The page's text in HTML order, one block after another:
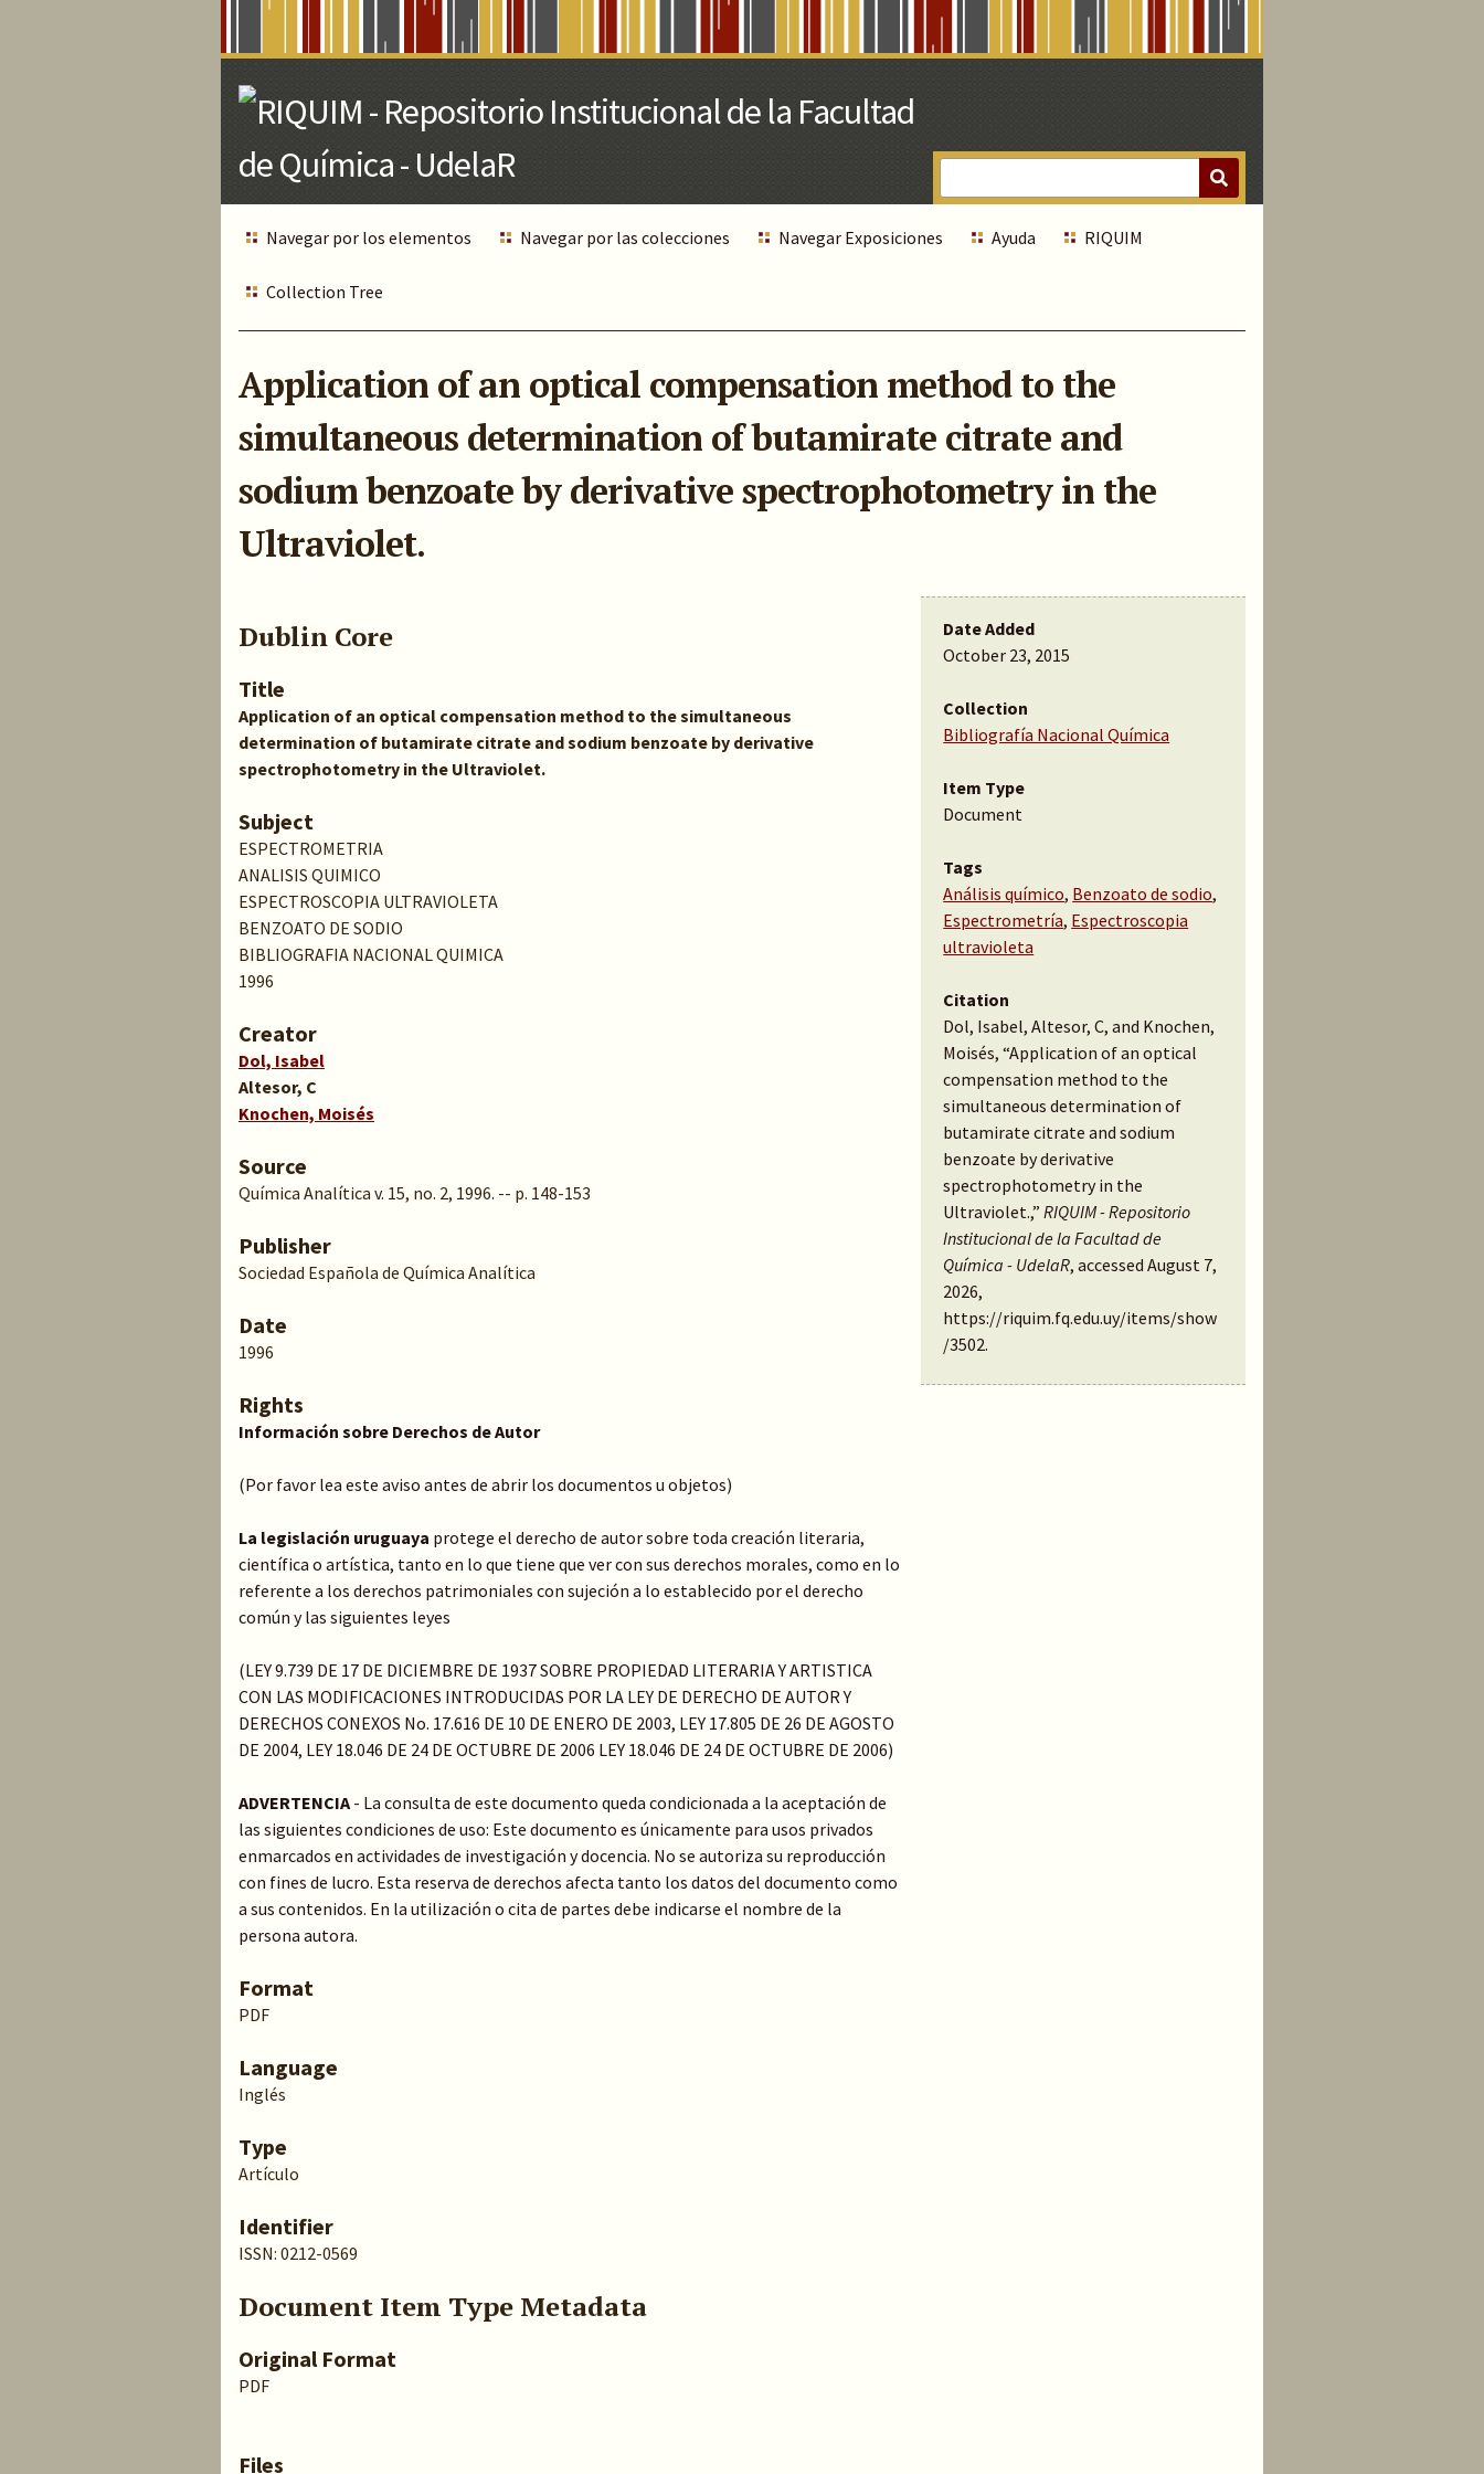
Navegar por los elementos Navegar por las colecciones Navegar Exposiciones Ayuda RIQUIM
Collection Tree
Application of an optical compensation method to the
simultaneous determination of butamirate citrate and
sodium benzoate by derivative spectrophotometry in the
Ultraviolet.
Dublin Core
Title
Application of an optical compensation method to the simultaneous
determination of butamirate citrate and sodium benzoate by derivative
spectrophotometry in the Ultraviolet.
Subject
ESPECTROMETRIA
ANALISIS QUIMICO
ESPECTROSCOPIA ULTRAVIOLETA
BENZOATO DE SODIO
BIBLIOGRAFIA NACIONAL QUIMICA
1996
Creator
Dol, Isabel
Altesor, C
Knochen, Moisés
Source
Química Analítica v. 15, no. 2, 1996. -- p. 148-153
Publisher
Sociedad Española de Química Analítica
Date
1996
Rights
Información sobre Derechos de Autor
(Por favor lea este aviso antes de abrir los documentos u objetos)
La legislación uruguaya protege el derecho de autor sobre toda creación literaria,
científica o artística, tanto en lo que tiene que ver con sus derechos morales, como en lo
referente a los derechos patrimoniales con sujeción a lo establecido por el derecho
común y las siguientes leyes
(LEY 9.739 DE 17 DE DICIEMBRE DE 1937 SOBRE PROPIEDAD LITERARIA Y ARTISTICA
CON LAS MODIFICACIONES INTRODUCIDAS POR LA LEY DE DERECHO DE AUTOR Y
DERECHOS CONEXOS No. 17.616 DE 10 DE ENERO DE 2003, LEY 17.805 DE 26 DE AGOSTO
DE 2004, LEY 18.046 DE 24 DE OCTUBRE DE 2006 LEY 18.046 DE 24 DE OCTUBRE DE 2006)
ADVERTENCIA- La consulta de este documento queda condicionada a la aceptación de
las siguientes condiciones de uso: Este documento es únicamente para usos privados
enmarcados en actividades de investigación y docencia. No se autoriza su reproducción
con fines de lucro. Esta reserva de derechos afecta tanto los datos del documento como
a sus contenidos. En la utilización o cita de partes debe indicarse el nombre de la
persona autora.
Format
PDF
Language
Inglés
Type
Artículo
Identifier
ISSN: 0212-0569
Document Item Type Metadata
Original Format
PDF
Files
Date Added
October 23, 2015
Collection
Bibliografía Nacional Química
Item Type
Document
Tags
Análisis químico, Benzoato de sodio,
Espectrometría, Espectroscopia
ultravioleta
Citation
Dol, Isabel, Altesor, C, and Knochen,
Moisés, “Application of an optical
compensation method to the
simultaneous determination of
butamirate citrate and sodium
benzoate by derivative
spectrophotometry in the
Ultraviolet.,”RIQUIM - Repositorio
Institucional de la Facultad de
Química - UdelaR, accessed August 7,
2026,
https://riquim.fq.edu.uy/items/show
/3502.